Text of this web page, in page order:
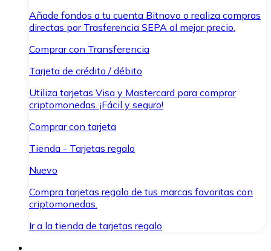
Añade fondos a tu cuenta Bitnovo o realiza compras
directas por Trasferencia SEPA al mejor precio.
Comprar con Transferencia
Tarjeta de crédito / débito
Utiliza tarjetas Visa y Mastercard para comprar
criptomonedas. ¡Fácil y seguro!
Comprar con tarjeta
Tienda - Tarjetas regalo
Nuevo
Compra tarjetas regalo de tus marcas favoritas con
criptomonedas.
Ir a la tienda de tarjetas regalo